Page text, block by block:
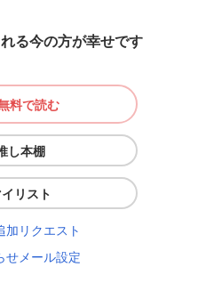
る今の方が幸せです
料で読む
し本棚
リスト
加リクエスト
せメール設定